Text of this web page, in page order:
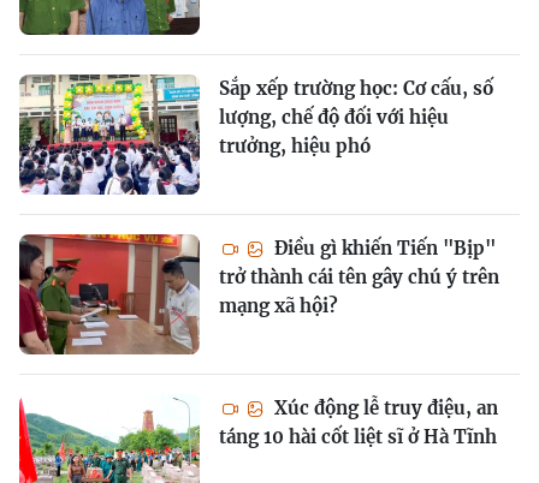
Sắp xếp trường học: Cơ cấu, số
lượng, chế độ đối với hiệu
trưởng, hiệu phó
Điều gì khiến Tiến "Bịp"
trở thành cái tên gây chú ý trên
mạng xã hội?
Xúc động lễ truy điệu, an
táng 10 hài cốt liệt sĩ ở Hà Tĩnh